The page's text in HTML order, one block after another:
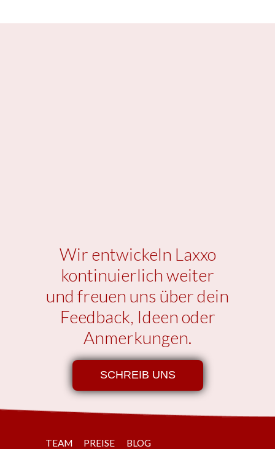
Wir entwickeln Laxxo
kontinuierlich weiter
und freuen uns über dein
Feedback, Ideen oder
Anmerkungen.
SCHREIB UNS
TEAM PREISE
BLOG